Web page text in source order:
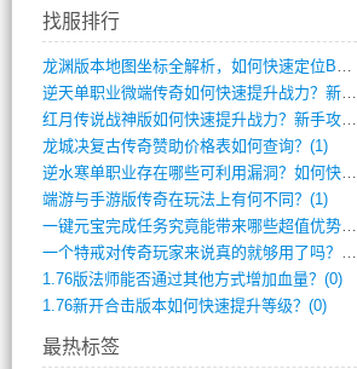
找服排行
龙渊版本地图坐标全解析，如何快速定位BO(3)
逆天单职业微端传奇如何快速提升战力？新手(2)
红月传说战神版如何快速提升战力？新手攻略(2)
龙城决复古传奇赞助价格表如何查询？(1)
逆水寒单职业存在哪些可利用漏洞？如何快速(1)
端游与手游版传奇在玩法上有何不同？(1)
一键元宝完成任务究竟能带来哪些超值优势？(0)
一个特戒对传奇玩家来说真的就够用了吗？(0)
1.76版法师能否通过其他方式增加血量？(0)
1.76新开合击版本如何快速提升等级？(0)
最热标签